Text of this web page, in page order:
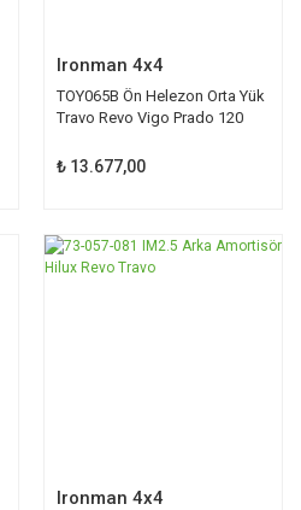
Ironman 4x4
TOY065B Ön Helezon Orta Yük
Travo Revo Vigo Prado 120
₺ 13.677,00
Ironman 4x4